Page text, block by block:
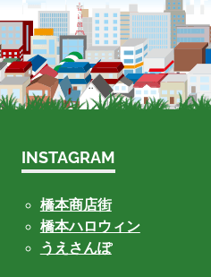
INSTAGRAM
橋本商店街
橋本ハロウィン
うえさんぽ